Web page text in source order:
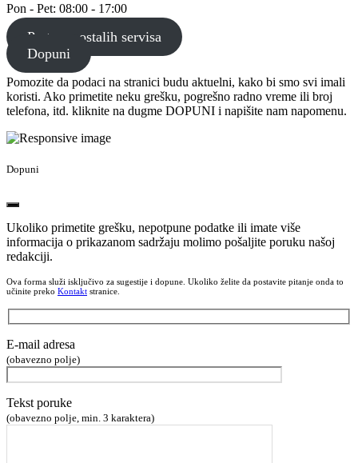
Pon - Pet: 08:00 - 17:00
Pretraga ostalih servisa
Dopuni
Pomozite da podaci na stranici budu aktuelni, kako bi smo svi imali
koristi. Ako primetite neku grešku, pogrešno radno vreme ili broj
telefona, itd. kliknite na dugme DOPUNI i napišite nam napomenu.
Dopuni
Ukoliko primetite grešku, nepotpune podatke ili imate više
informacija o prikazanom sadržaju molimo pošaljite poruku našoj
redakciji.
Ova forma služi isključivo za sugestije i dopune. Ukoliko želite da postavite pitanje onda to
učinite preko Kontakt stranice.
E-mail adresa
(obavezno polje)
Tekst poruke
(obavezno polje, min. 3 karaktera)